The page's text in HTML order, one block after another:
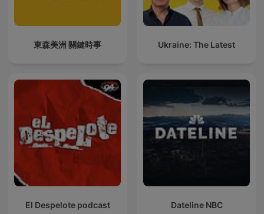
東森美洲 關鍵時事 Ukraine: The Latest
El Despelote podcast Dateline NBC